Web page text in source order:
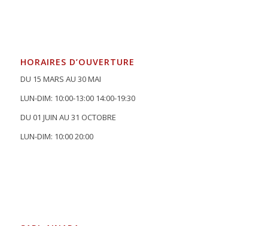
HORAIRES D’OUVERTURE
DU 15 MARS AU 30 MAI
LUN-DIM: 10:00-13:00 14:00-19:30
DU 01 JUIN AU 31 OCTOBRE
LUN-DIM: 10:00 20:00